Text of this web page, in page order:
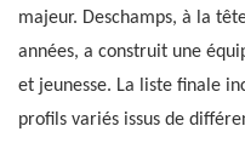
majeur. Deschamps, à la
années, a construit une
et jeunesse. La liste finale
profils variés issus de